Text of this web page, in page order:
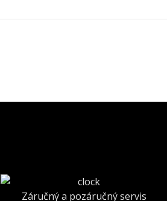
Záručný a pozáručný servis